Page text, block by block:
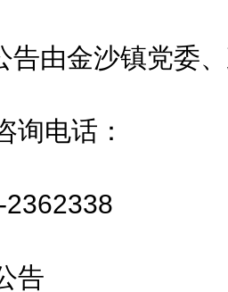
由金沙镇党委、
电话：
告